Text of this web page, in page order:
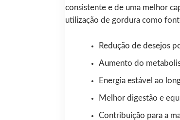
consistente e de uma melhor
utilização de gordura como
Redução de desejos
Aumento do
Energia estável ao
Melhor digestão e
Contribuição para a